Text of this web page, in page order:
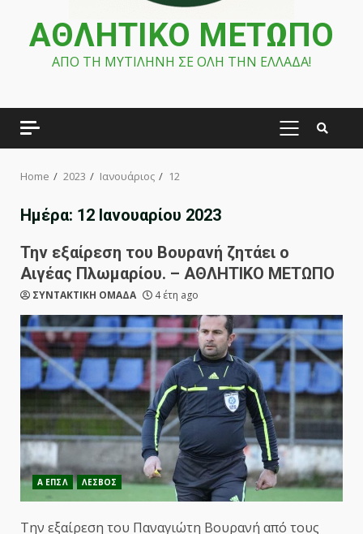
ΑΘΛΗΤΙΚΟ ΜΕΤΩΠΟ
ΑΠΟ ΤΗ ΜΥΤΙΛΗΝΗ ΣΕ ΟΛΗ ΤΗΝ ΕΛΛΑΔΑ!
PRIMARY
Home 2023 Ιανουάριος 12
Ημέρα: 12 Ιανουαρίου 2023
Την εξαίρεση του Βουρανή ζητάει ο
Αιγέας Πλωμαρίου. – ΑΘΛΗΤΙΚΟ ΜΕΤΩΠΟ
ΣΥΝΤΑΚΤΙΚΗ ΟΜΑΔΑ 4 έτη ago
Α ΕΠΣΛ ΛΕΣΒΟΣ
Την εξαίρεση του Παναγιώτη Βουρανή από τους